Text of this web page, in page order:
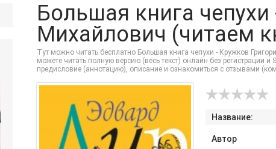
Большая книга
Михайлович (читаем
Тут можно читать бесплатно Большая книга чепухи - Кружков
можете читать полную версию (весь текст) онлайн без регистрации
предисловие (аннотацию), описание и ознакомиться с отзывами
Название:
Автор